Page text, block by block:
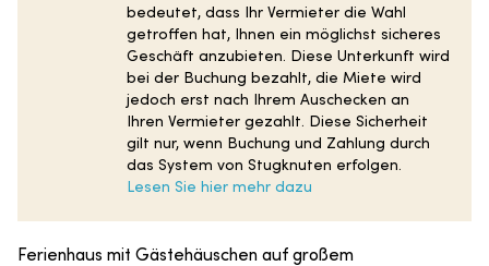
bedeutet, dass Ihr Vermieter die Wahl
getroffen hat, Ihnen ein möglichst sicheres
Geschäft anzubieten. Diese Unterkunft wird
bei der Buchung bezahlt, die Miete wird
jedoch erst nach Ihrem Auschecken an
Ihren Vermieter gezahlt. Diese Sicherheit
gilt nur, wenn Buchung und Zahlung durch
das System von Stugknuten erfolgen.
Lesen Sie hier mehr dazu
Ferienhaus mit Gästehäuschen auf großem